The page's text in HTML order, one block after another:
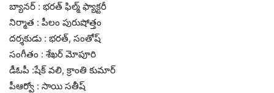
బ్యానర్ : భరత్ ఫిల్మ్ ఫ్యాక్టరీ
నిర్మాత : పీలం పురుషోత్తం
దర్శకుడు : భరత్‌, సంతోష్
సంగీతం : శేఖర్ మోపూరి
డీఓపీ :షేక్ వలి, క్రాంతి కుమార్
పీఆర్వో : సాయి సతీష్